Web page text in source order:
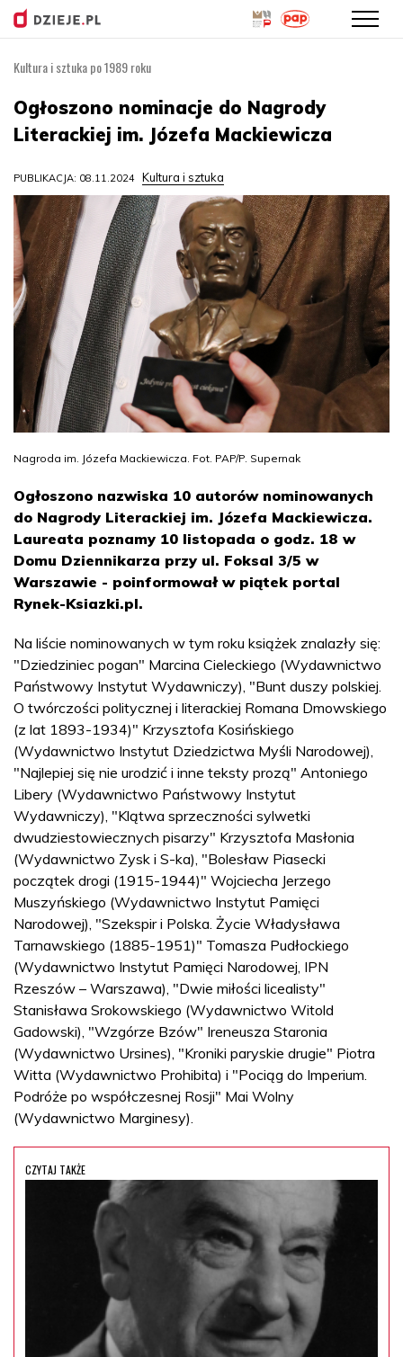
treści
Kultura i sztuka po 1989 roku
Ogłoszono nominacje do Nagrody
Literackiej im. Józefa Mackiewicza
PUBLIKACJA: 08.11.2024 Kultura i sztuka
Nagroda im. Józefa Mackiewicza. Fot. PAP/P. Supernak
Ogłoszono nazwiska 10 autorów nominowanych
do Nagrody Literackiej im. Józefa Mackiewicza.
Laureata poznamy 10 listopada o godz. 18 w
Domu Dziennikarza przy ul. Foksal 3/5 w
Warszawie - poinformował w piątek portal
Rynek-Ksiazki.pl.
Na liście nominowanych w tym roku książek znalazły się:
"Dziedziniec pogan" Marcina Cieleckiego (Wydawnictwo
Państwowy Instytut Wydawniczy), "Bunt duszy polskiej.
O twórczości politycznej i literackiej Romana Dmowskiego
(z lat 1893-1934)" Krzysztofa Kosińskiego
(Wydawnictwo Instytut Dziedzictwa Myśli Narodowej),
"Najlepiej się nie urodzić i inne teksty prozą" Antoniego
Libery (Wydawnictwo Państwowy Instytut
Wydawniczy), "Klątwa sprzeczności sylwetki
dwudziestowiecznych pisarzy" Krzysztofa Masłonia
(Wydawnictwo Zysk i S-ka), "Bolesław Piasecki
początek drogi (1915-1944)" Wojciecha Jerzego
Muszyńskiego (Wydawnictwo Instytut Pamięci
Narodowej), "Szekspir i Polska. Życie Władysława
Tarnawskiego (1885-1951)" Tomasza Pudłockiego
(Wydawnictwo Instytut Pamięci Narodowej, IPN
Rzeszów – Warszawa), "Dwie miłości licealisty"
Stanisława Srokowskiego (Wydawnictwo Witold
Gadowski), "Wzgórze Bzów" Ireneusza Staronia
(Wydawnictwo Ursines), "Kroniki paryskie drugie" Piotra
Witta (Wydawnictwo Prohibita) i "Pociąg do Imperium.
Podróże po współczesnej Rosji" Mai Wolny
(Wydawnictwo Marginesy).
CZYTAJ TAKŻE